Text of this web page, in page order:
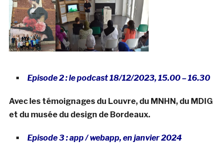
Episode 2 : le podcast 18/12/2023, 15.00 – 16.30
Avec les témoignages du Louvre, du MNHN, du MDIG
et du musée du design de Bordeaux.
Episode 3 : app / webapp, en janvier 2024